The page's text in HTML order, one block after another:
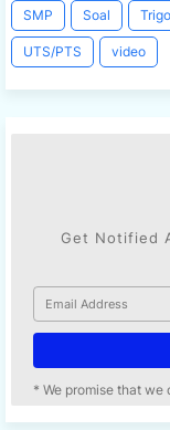
SMP Soal
UTS/PTS video
Get Notified
* We promise that we